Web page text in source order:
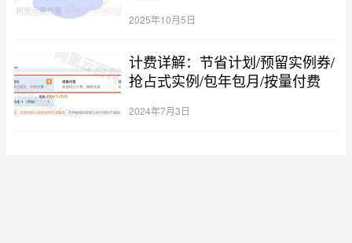
2025年10月5日
计费详解：节省计划/预留实例券/
抢占式实例/包年包月/按量付费
2024年7月3日